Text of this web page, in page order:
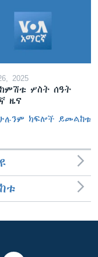
2025
ከምሽቱ ሦስት ሰዓት
ዜና
ክፍሎች ይመልከቱ